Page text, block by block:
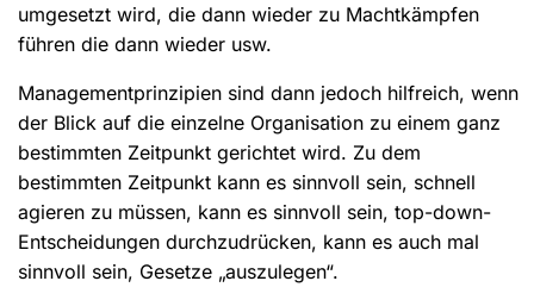
umgesetzt wird, die dann wieder zu Machtkämpfen
führen die dann wieder usw.
Managementprinzipien sind dann jedoch hilfreich, wenn
der Blick auf die einzelne Organisation zu einem ganz
bestimmten Zeitpunkt gerichtet wird. Zu dem
bestimmten Zeitpunkt kann es sinnvoll sein, schnell
agieren zu müssen, kann es sinnvoll sein, top-down-
Entscheidungen durchzudrücken, kann es auch mal
sinnvoll sein, Gesetze „auszulegen“.